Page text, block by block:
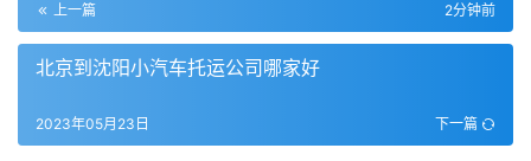
上一篇 2分钟前
北京到沈阳小汽车托运公司哪家好
下一篇
2023年05月23日